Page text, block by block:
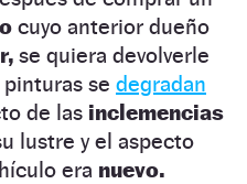
cuyo anterior dueño
se quiera devolverle
se degradan
de las inclemencias
lustre y el aspecto
era nuevo.